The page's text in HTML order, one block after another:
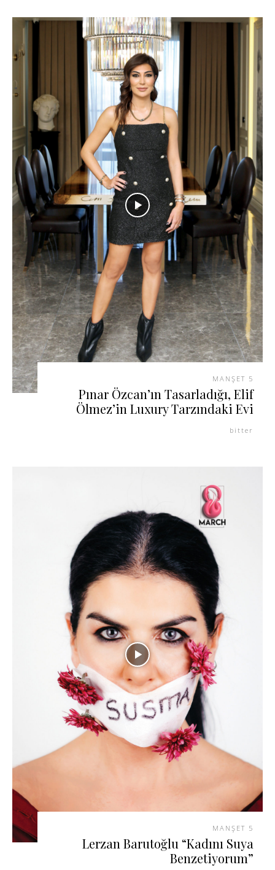
MANŞET 5
Pınar Özcan’ın Tasarladığı, Elif
Ölmez’in Luxury Tarzındaki Evi
bitter
MANŞET 5
Lerzan Barutoğlu “Kadını Suya
Benzetiyorum”